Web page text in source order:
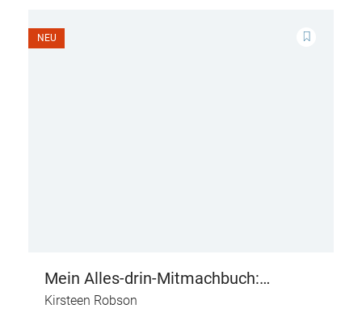
NEU
Mein Alles-drin-Mitmachbuch:
Einhörner
Kirsteen Robson